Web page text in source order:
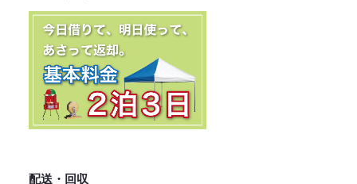
配送・回収